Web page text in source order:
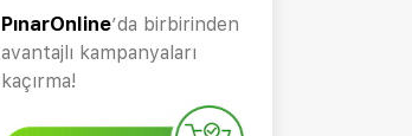
PınarOnline’da birbirinden
avantajlı kampanyaları
kaçırma!